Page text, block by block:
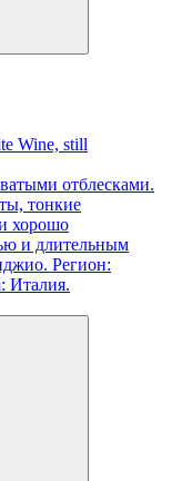
Wine, still
отблесками.
тонкие
хорошо
и длительным
Регион:
Италия.